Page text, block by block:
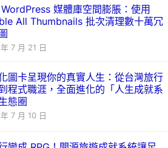
媒體庫空間膨脹：使用
All Thumbnails 批次清理數十萬冗
7 月 21 日
圖卡呈現你的真實人生：從台灣旅行
程式職涯，全面進化的「人生成就系
態圈
7 月 10 日